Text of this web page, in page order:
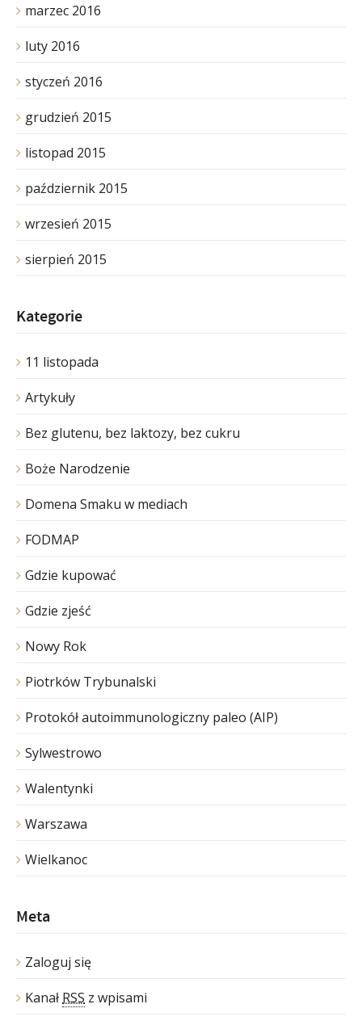
marzec 2016
luty 2016
styczeń 2016
grudzień 2015
listopad 2015
październik 2015
wrzesień 2015
sierpień 2015
Kategorie
11 listopada
Artykuły
Bez glutenu, bez laktozy, bez cukru
Boże Narodzenie
Domena Smaku w mediach
FODMAP
Gdzie kupować
Gdzie zjeść
Nowy Rok
Piotrków Trybunalski
Protokół autoimmunologiczny paleo (AIP)
Sylwestrowo
Walentynki
Warszawa
Wielkanoc
Meta
Zaloguj się
Kanał RSS z wpisami